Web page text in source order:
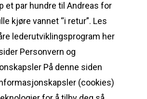
et par hundre til Andreas for
kjøre vannet “i retur”. Les
lederutviklingsprogram her
Personvern og
På denne siden
(cookies)